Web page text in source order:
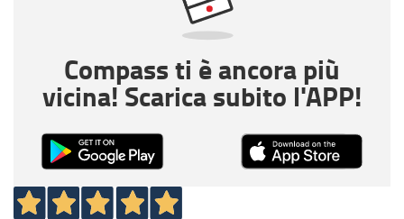
Compass ti è ancora più
vicina! Scarica subito l'APP!